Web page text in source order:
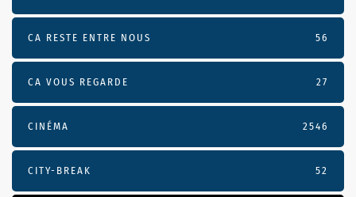
CA RESTE ENTRE NOUS 56
CA VOUS REGARDE 27
CINÉMA 2546
CITY-BREAK 52